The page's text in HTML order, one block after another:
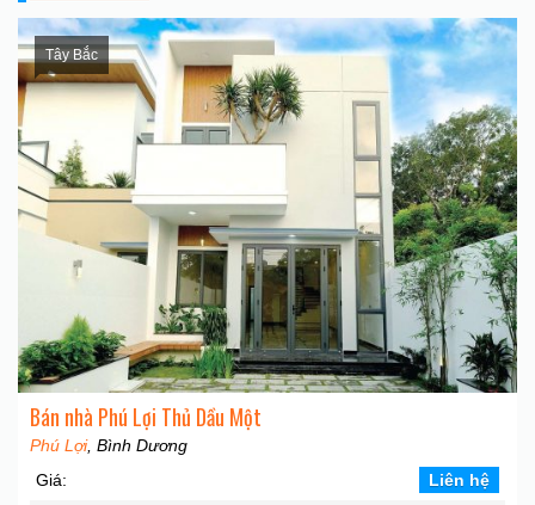
Tây Bắc
Bán nhà Phú Lợi Thủ Dầu Một
Phú Lợi, Bình Dương
Giá:
Liên hệ